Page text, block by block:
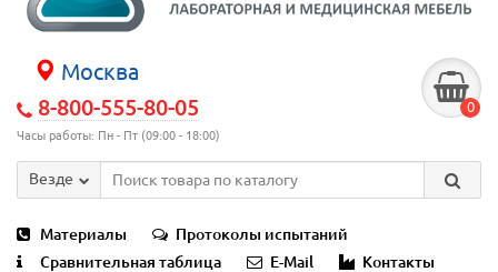
Москва
8-800-555-80-05
Часы работы: Пн - Пт (09:00 - 18:00)
0
Везде
Материалы
Протоколы испытаний
Сравнительная таблица
E-Mail Контакты